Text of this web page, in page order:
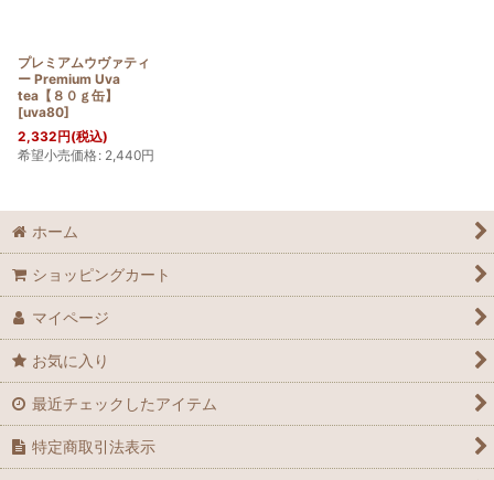
プレミアムウヴァティ
ー Premium Uva
tea【８０ｇ缶】
[uva80]
2,332円(税込)
希望小売価格: 2,440円
ホーム
ショッピングカート
マイページ
お気に入り
最近チェックしたアイテム
特定商取引法表示